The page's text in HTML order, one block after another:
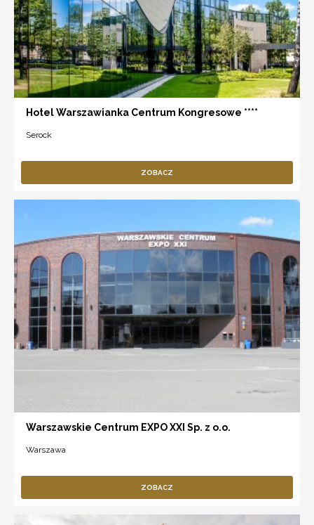
Hotel Warszawianka Centrum Kongresowe ****
Serock
ZOBACZ
Warszawskie Centrum EXPO XXI Sp. z o.o.
Warszawa
ZOBACZ